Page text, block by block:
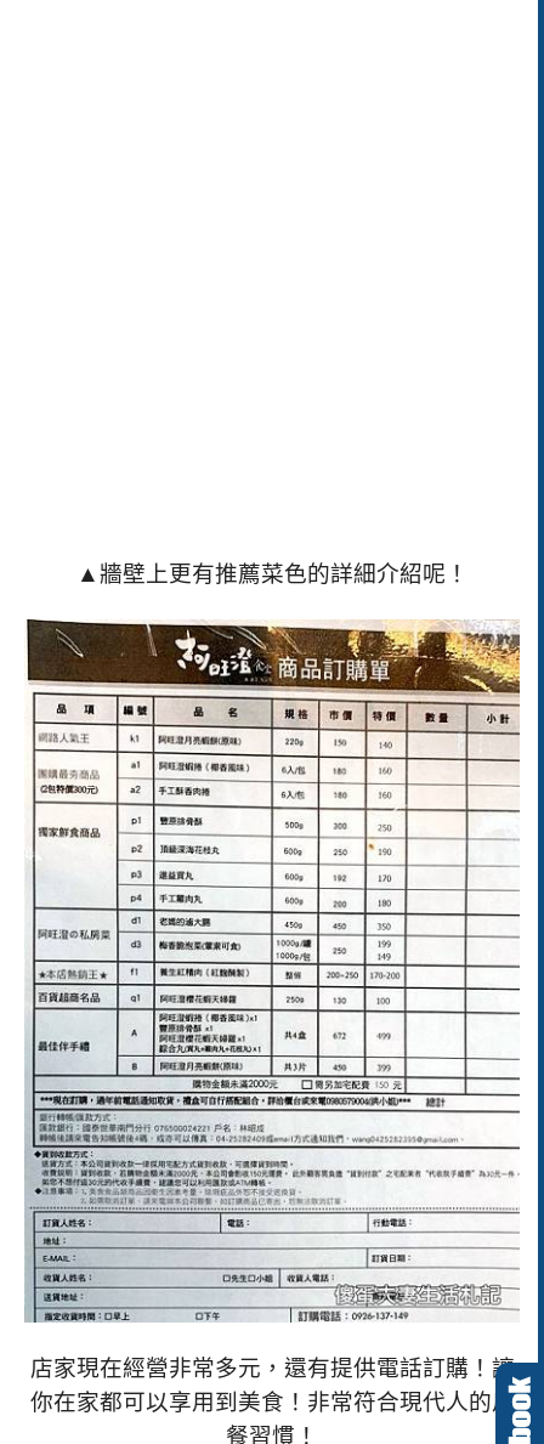
▲牆壁上更有推薦菜色的詳細介紹呢！
店家現在經營非常多元，還有提供電話訂購！讓
你在家都可以享用到美食！非常符合現代人的用
餐習慣！